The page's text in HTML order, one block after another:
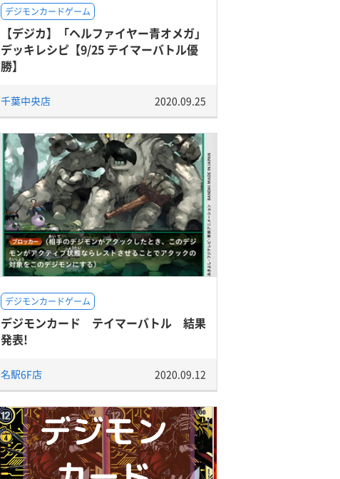
デジモンカードゲーム
【デジカ】「ヘルファイヤー青オメガ」
デッキレシピ【9/25 テイマーバトル優
勝】
千葉中央店 2020.09.25
デジモンカードゲーム
デジモンカード テイマーバトル 結果
発表!
名駅6F店 2020.09.12